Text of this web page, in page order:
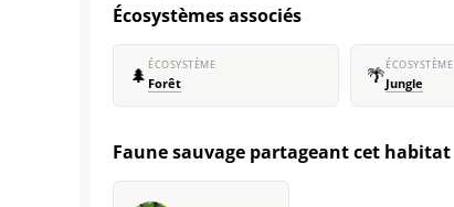
Écosystèmes associés
🌲 ÉCOSYSTÈME
Forêt 🌴ÉCOSYSTÈME
Jungle
Faune sauvage partageant cet habitat